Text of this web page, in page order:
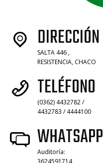
DIRECCIÓN
SALTA 446 ,
RESISTENCIA, CHACO
TELÉFONO
(0362) 4432782 /
4432783 / 4444100
WHATSAPP
Auditoría:
3624591714